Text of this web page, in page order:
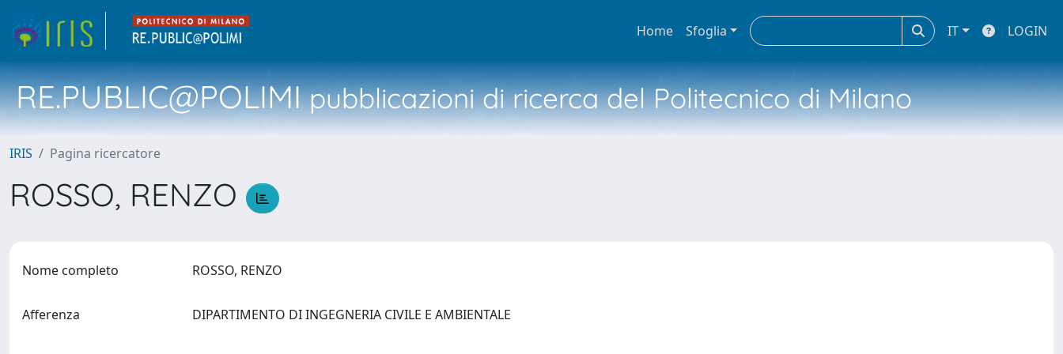
Home Sfoglia IT LOGIN
RE.PUBLIC@POLIMIpubblicazioni di ricerca del Politecnico di Milano
IRIS Pagina ricercatore
ROSSO, RENZO
Nome completo ROSSO, RENZO
Afferenza DIPARTIMENTO DI INGEGNERIA CIVILE E AMBIENTALE